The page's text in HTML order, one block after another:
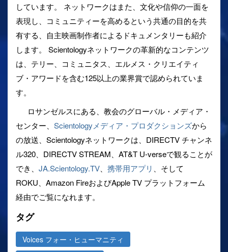
しています。 ネットワークはまた、文化や信仰の一面を
表現し、コミュニティーを高めるという共通の目的を共
有する、自主映画制作者によるドキュメンタリーも紹介
します。 Scientologyネットワークの革新的なコンテンツ
は、テリー、コミュニタス、エルメス・クリエイティ
ブ・アワードを含む125以上の業界賞で認められていま
す。
ロサンゼルスにある、教会のグローバル・メディア・
センター、 Scientologyメディア・プロダクションズから
の放送、Scientologyネットワークは、DIRECTV チャンネ
ル320、DIRECTV STREAM、AT&T U-verseで観ることが
でき、 JA.Scientology.TV 携帯用アプリ
、そして
ROKU、Amazon FireおよびApple TV プラットフォーム
経由でご覧になれます。
タグ
Voices フォー・ヒューマニティ